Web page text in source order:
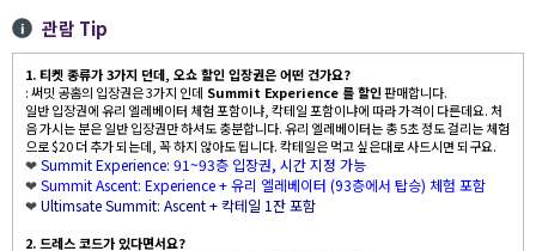
관람 Tip
1. 티켓 종류가 3가지 던데, 오쇼 할인 입장권은 어떤 건가요?
: 써밋 공홈의 입장권은 3가지 인데 Summit Experience 를 할인판매합니다.
일반 입장권에 유리 엘레베이터 체험 포함이냐, 칵테일 포함이냐에 따라 가격이 다른데요. 처
음 가시는 분은 일반 입장권만 하셔도 충분합니다. 유리 엘레베이터는 총 5초 정도 걸리는 체험
으로 $20 더 추가 되는데, 꼭 하지 않아도 됩니다. 칵테일은 먹고 싶은대로 사드시면 되구요.
❤ Summit Experience: 91~93층 입장권, 시간 지정 가능
❤ Summit Ascent: Experience + 유리 엘레베이터 (93층에서 탑승) 체험 포함
❤ Ultimsate Summit: Ascent + 칵테일 1잔 포함
2. 드레스 코드가 있다면서요?